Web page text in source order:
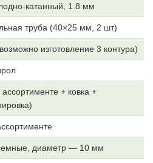
катанный, 1.8 мм
труба (40×25 мм, 2 шт)
изготовление 3 контура)
ассортименте + ковка +
диаметр — 10 мм